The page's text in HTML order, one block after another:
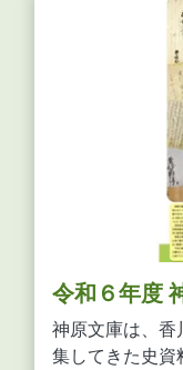
令和６年度
神原文庫は、香
集してきた史資